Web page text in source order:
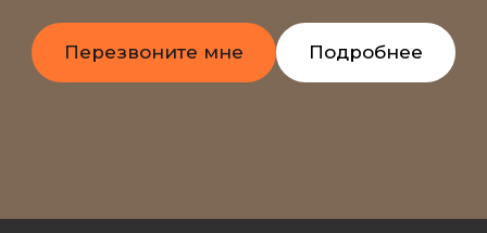
Перезвоните мне Подробнее